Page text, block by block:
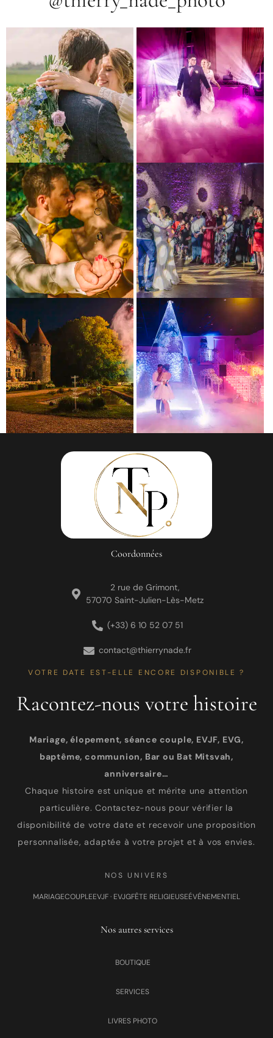
Coordonnées
2 rue de Grimont,
57070 Saint-Julien-Lès-Metz
(+33) 6 10 52 07 51
contact@thierrynade.fr
VOTRE DATE EST-ELLE ENCORE DISPONIBLE ?
Racontez-nous votre histoire
Mariage, élopement, séance couple, EVJF, EVG,
baptême, communion, Bar ou Bat Mitsvah,
anniversaire…
Chaque histoire est unique et mérite une attention
particulière. Contactez-nous pour vérifier la
disponibilité de votre date et recevoir une proposition
personnalisée, adaptée à votre projet et à vos envies.
NOS UNIVERS
MARIAGECOUPLEEVJF · EVJGFÊTE RELIGIEUSEÉVÉNEMENTIEL
Nos autres services
BOUTIQUE
SERVICES
LIVRES PHOTO